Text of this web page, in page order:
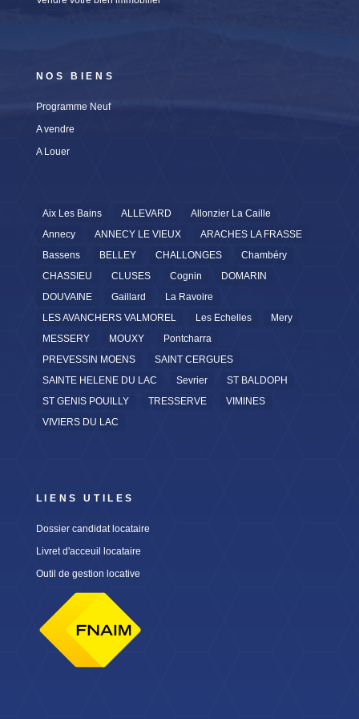
NOS BIENS
Programme Neuf
A vendre
A Louer
Aix Les Bains ALLEVARD
Allonzier La Caille
Annecy
ANNECY LE VIEUX
ARACHES LA FRASSE
Bassens
BELLEY CHALLONGES
Chambéry
CHASSIEU
CLUSES Cognin
DOMARIN
DOUVAINE
Gaillard
La Ravoire
LES AVANCHERS VALMOREL
Les Echelles
Mery
MESSERY
MOUXY
Pontcharra
PREVESSIN MOENS
SAINT CERGUES
SAINTE HELENE DU LAC
Sevrier
ST BALDOPH
ST GENIS POUILLY
TRESSERVE
VIMINES
VIVIERS DU LAC
LIENS UTILES
Dossier candidat locataire
Livret d'acceuil locataire
Outil de gestion locative